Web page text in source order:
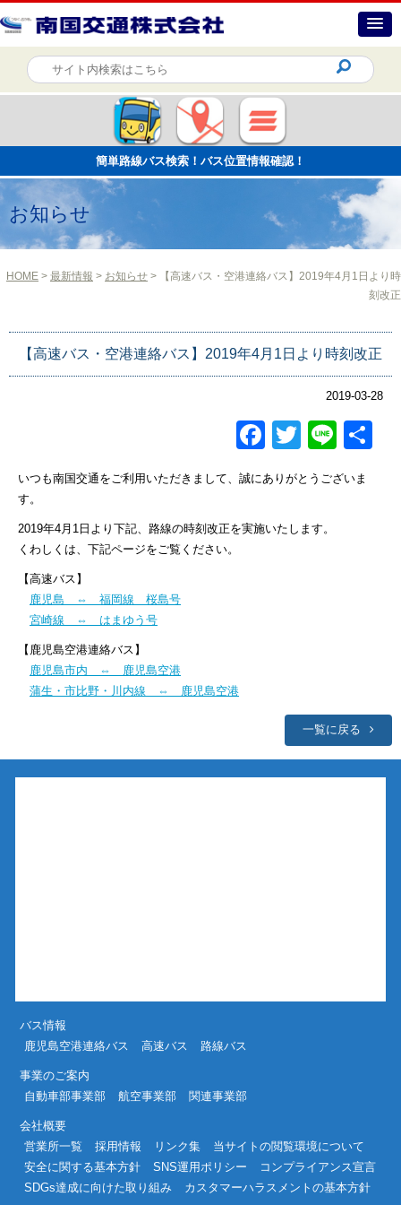
簡単路線バス検索！バス位置情報確認！
お知らせ
HOME > 最新情報 > お知らせ > 【高速バス・空港連絡バス】2019年4月1日より時
刻改正
【高速バス・空港連絡バス】2019年4月1日より時刻改正
2019-03-28
Facebook
Twitter
Line
いつも南国交通をご利用いただきまして、誠にありがとうございま
す。
2019年4月1日より下記、路線の時刻改正を実施いたします。
くわしくは、下記ページをご覧ください。
【高速バス】
鹿児島 ⇔ 福岡線 桜島号
宮崎線 ⇔ はまゆう号
【鹿児島空港連絡バス】
鹿児島市内 ⇔ 鹿児島空港
蒲生・市比野・川内線 ⇔ 鹿児島空港
一覧に戻る
バス情報
鹿児島空港連絡バス
高速バス 路線バス
事業のご案内
自動車部事業部
航空事業部 関連事業部
会社概要
営業所一覧
採用情報 リンク集
当サイトの閲覧環境について
安全に関する基本方針
SNS運用ポリシー
コンプライアンス宣言
SDGs達成に向けた取り組み
カスタマーハラスメントの基本方針